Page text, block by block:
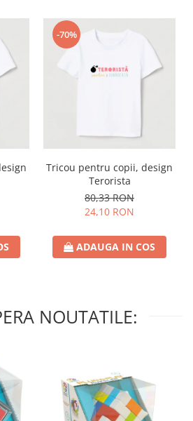
-70%
Tricou pentru copii, design
Terorista
80,33 RON
24,10 RON
ADAUGA IN COS
NOUTATILE: